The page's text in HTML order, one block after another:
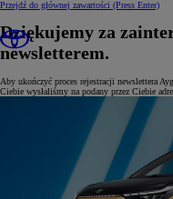
Przejdź do głównej zawartości (Press Enter)
Dziękujemy za
newsletterem.
Aby ukończyć proces rejestracji newslettera
Ciebie wysłaliśmy na podany przez Ciebie